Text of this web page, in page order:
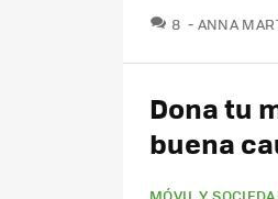
8
ANNA
Dona tu
buena